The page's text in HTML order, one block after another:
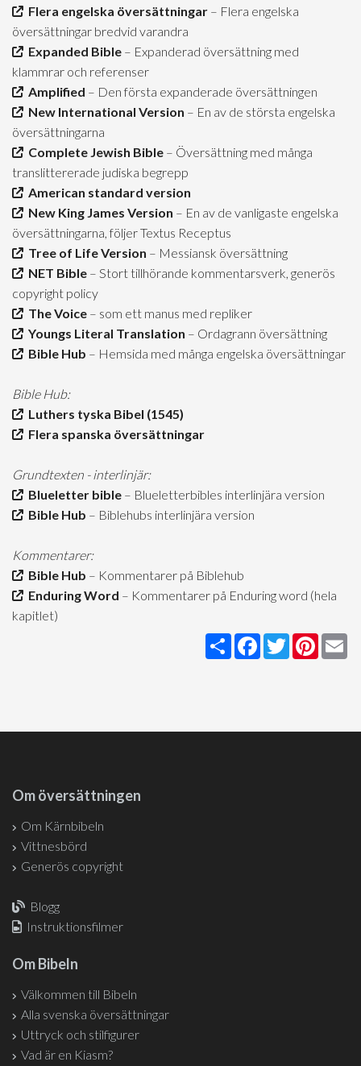
Flera engelska översättningar – Flera engelska
översättningar bredvid varandra
Expanded Bible – Expanderad översättning med
klammrar och referenser
Amplified – Den första expanderade översättningen
New International Version – En av de största engelska
översättningarna
Complete Jewish Bible – Översättning med många
translittererade judiska begrepp
American standard version
New King James Version – En av de vanligaste engelska
översättningarna, följer Textus Receptus
Tree of Life Version – Messiansk översättning
NET Bible – Stort tillhörande kommentarsverk, generös
copyright policy
The Voice – som ett manus med repliker
Youngs Literal Translation – Ordagrann översättning
Bible Hub – Hemsida med många engelska översättningar
Bible Hub:
Luthers tyska Bibel (1545)
Flera spanska översättningar
Grundtexten - interlinjär:
Blueletter bible – Blueletterbibles interlinjära version
Bible Hub – Biblehubs interlinjära version
Kommentarer:
Bible Hub – Kommentarer på Biblehub
Enduring Word – Kommentarer på Enduring word (hela
kapitlet)
Share Facebook
Twitter
Om översättningen
Om Kärnbibeln
Vittnesbörd
Generös copyright
Blogg
Instruktionsfilmer
Om Bibeln
Välkommen till Bibeln
Alla svenska översättningar
Uttryck och stilfigurer
Vad är en Kiasm?